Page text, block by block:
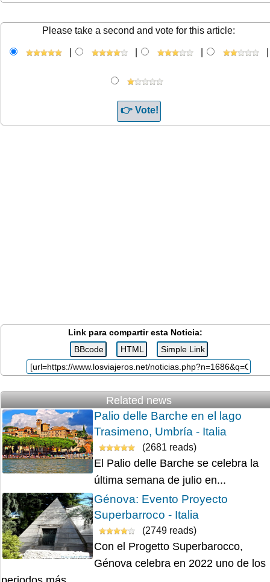
Please take a second and vote for this article:
Link para compartir esta Noticia:
Related news
Palio delle Barche en el lago
Trasimeno, Umbría - Italia
(2681 reads)
El Palio delle Barche se celebra la
última semana de julio en...
Génova: Evento Proyecto
Superbarroco - Italia
(2749 reads)
Con el Progetto Superbarocco,
Génova celebra en 2022 uno de los